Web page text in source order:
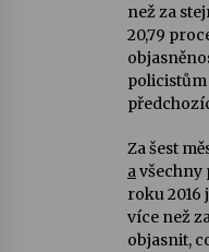
než za
20,79
policistům
Za šest
avšechny
roku 2016
více než
objasnit,